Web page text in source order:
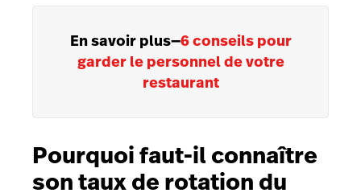
En savoir plus—6 conseils pour
garder le personnel de votre
restaurant
Pourquoi faut-il connaître
son taux de rotation du